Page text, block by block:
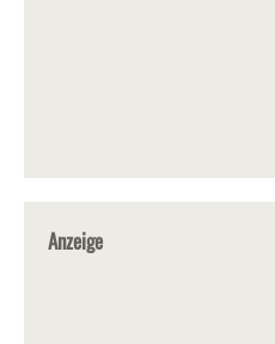
Anzeige